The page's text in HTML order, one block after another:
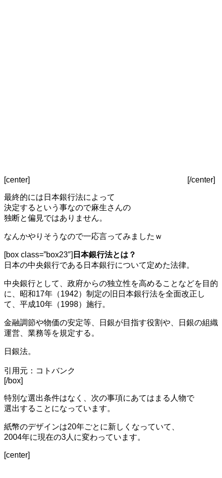
[center] [/center]
最終的には日本銀行法によって
決定するという事なので麻生さんの
独断と偏見ではありません。
なんかやりそうなので一応言ってみましたｗ
[box class=”box23″] 日本銀行法とは？
日本の中央銀行である日本銀行について定めた法律。
中央銀行として、政府からの独立性を高めることなどを目的
に、昭和17年（1942）制定の旧日本銀行法を全面改正し
て、平成10年（1998）施行。
金融調節や物価の安定等、日銀が目指す役割や、日銀の組織
運営、業務等を規定する。
日銀法。
引用元：コトバンク
[/box]
特別な選出条件はなく、次の事項にあてはまる人物で
選出することになっています。
紙幣のデザインは20年ごとに新しくなっていて、
2004年に現在の3人に変わっています。
[center]